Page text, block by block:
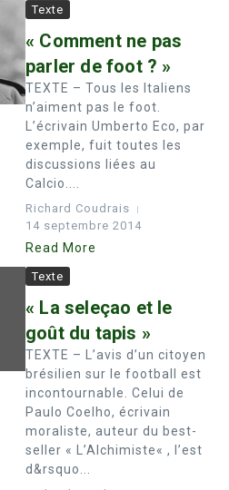
Texte
« Comment ne pas
parler de foot ? »
TEXTE – Tous les Italiens
n’aiment pas le foot.
L’écrivain Umberto Eco, par
exemple, fuit toutes les
discussions liées au
Calcio....
Richard Coudrais
14 septembre 2014
Read More
Texte
« La seleçao et le
goût du tapis »
TEXTE – L’avis d’un citoyen
brésilien sur le football est
incontournable. Celui de
Paulo Coelho, écrivain
moraliste, auteur du best-
seller « L’Alchimiste« , l’est
d&rsquo...